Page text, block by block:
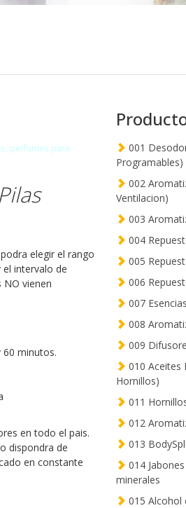
perfumes para
elegir el rango
intervalo de
NO vienen
60 minutos.
en todo el pais.
dispondra de
en constante
001
Programables)
002
Ventilacion)
003
004
005
006
007
008
009
010 Aceites
Hornillos)
011
012
013
014
minerales
015 Alcohol